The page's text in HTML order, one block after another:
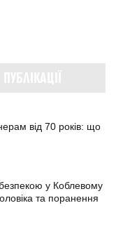
від 70 років: що
у Коблевому
та поранення